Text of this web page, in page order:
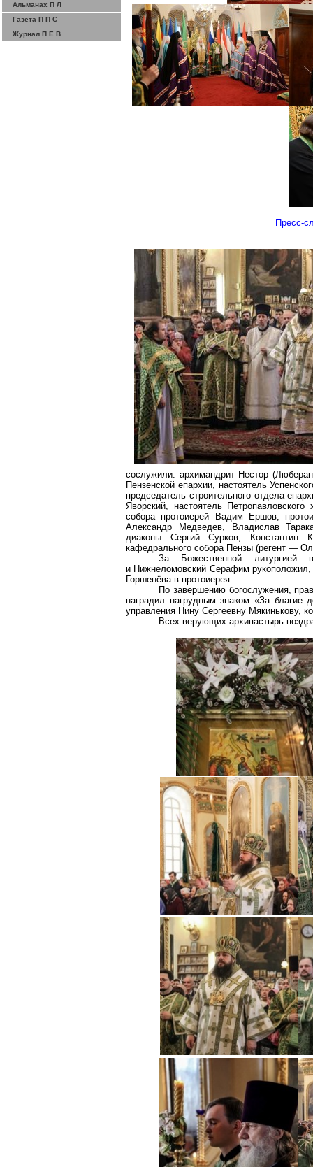
Альманах П Л
Газета П П С
Журнал П Е В
Пресс-
сослужили: архимандрит Нестор
Пензенской епархии, настоятель
председатель строительного отдела
Яворский, настоятель
собора протоиерей Вадим Ершов,
Александр Медведев, Владислав
диаконы Сергий Сурков, Константин
кафедрального собора Пензы (регент —
За Божественной литургией
и Нижнеломовский Серафим рукоположил,
Горшенёва в протоиерея.
По завершению богослужения,
наградил нагрудным знаком «За благие
управления Нину Сергеевну Мякинькову,
Всех верующих архипастырь